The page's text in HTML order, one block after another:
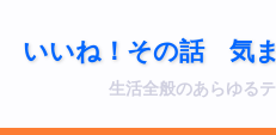
いいね！その話 気
生活全般のあらゆる